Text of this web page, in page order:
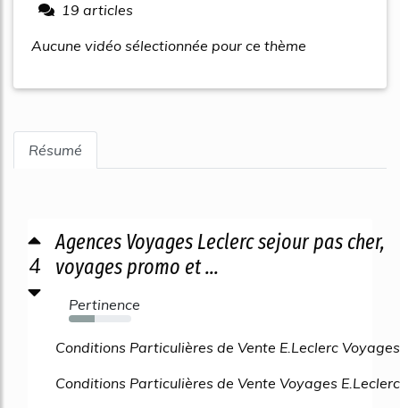
19 articles
Aucune vidéo sélectionnée pour ce thème
Résumé
4
Agences Voyages Leclerc sejour pas cher,
voyages promo et ...
Pertinence
41%
Conditions Particulières de Vente E.Leclerc Voyages
Conditions Particulières de Vente Voyages E.Leclerc